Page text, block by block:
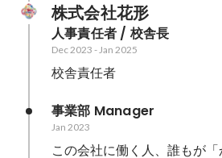
株式会社花形
人事責任者 / 校舎長
Dec 2023 - Jan 2025
校舎責任者
事業部 Manager
Jan 2023
この会社に働く人、誰もが